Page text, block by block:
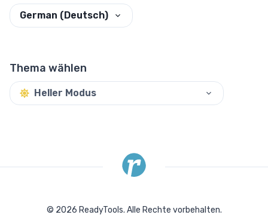
German (Deutsch)
Thema wählen
Heller Modus
© 2026 ReadyTools. Alle Rechte vorbehalten.